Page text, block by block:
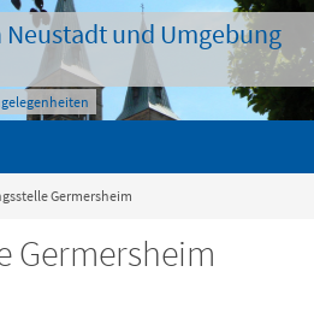
und Umgebung
Germersheim
Germersheim